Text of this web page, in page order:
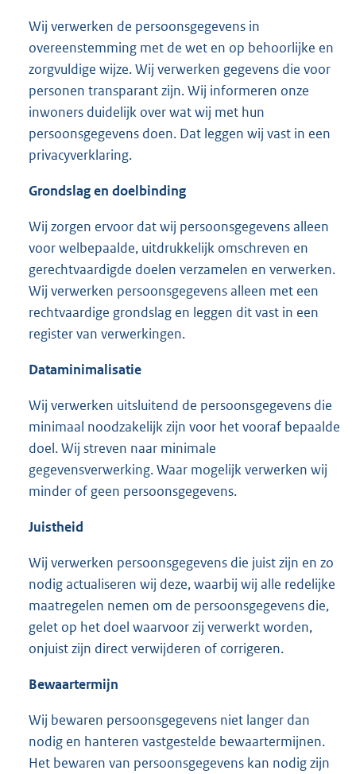
Wij verwerken de persoonsgegevens in
overeenstemming met de wet en op behoorlijke en
zorgvuldige wijze. Wij verwerken gegevens die voor
personen transparant zijn. Wij informeren onze
inwoners duidelijk over wat wij met hun
persoonsgegevens doen. Dat leggen wij vast in een
privacyverklaring.
Grondslag en doelbinding
Wij zorgen ervoor dat wij persoonsgegevens alleen
voor welbepaalde, uitdrukkelijk omschreven en
gerechtvaardigde doelen verzamelen en verwerken.
Wij verwerken persoonsgegevens alleen met een
rechtvaardige grondslag en leggen dit vast in een
register van verwerkingen.
Dataminimalisatie
Wij verwerken uitsluitend de persoonsgegevens die
minimaal noodzakelijk zijn voor het vooraf bepaalde
doel. Wij streven naar minimale
gegevensverwerking. Waar mogelijk verwerken wij
minder of geen persoonsgegevens.
Juistheid
Wij verwerken persoonsgegevens die juist zijn en zo
nodig actualiseren wij deze, waarbij wij alle redelijke
maatregelen nemen om de persoonsgegevens die,
gelet op het doel waarvoor zij verwerkt worden,
onjuist zijn direct verwijderen of corrigeren.
Bewaartermijn
Wij bewaren persoonsgegevens niet langer dan
nodig en hanteren vastgestelde bewaartermijnen.
Het bewaren van persoonsgegevens kan nodig zijn